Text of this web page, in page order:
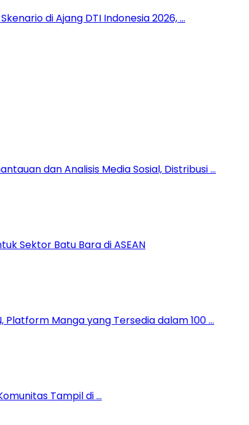
di Ajang DTI Indonesia 2026, …
dan Analisis Media Sosial, Distribusi …
Sektor Batu Bara di ASEAN
Platform Manga yang Tersedia dalam 100 …
Tampil di …